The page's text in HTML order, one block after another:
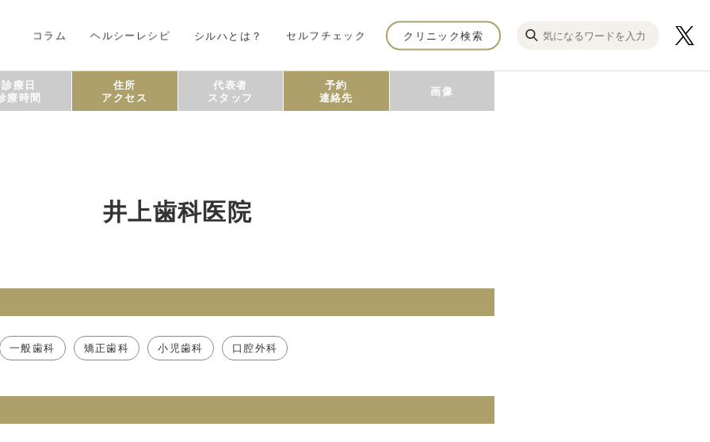
コラム ヘルシーレシピ シルハとは？ セルフチェック クリニック検索
診療日
療時間
住所
アクセス
代表者
スタッフ
予約
連絡先
画像
井上歯科医院
一般歯科 矯正歯科 小児歯科 口腔外科